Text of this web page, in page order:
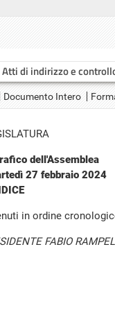
Atti di indirizzo e
Documento Intero
dell'Assemblea
27 febbraio 2024
in ordine
FABIO